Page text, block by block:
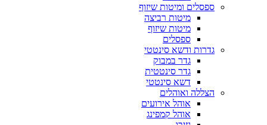
ספסלים ומיטות שיזוף
מיטות רביצה
מיטות שיזוף
ספסלים
גדרות ודשא סינטטי
גדר במבוק
גדר סינטטית
דשא סינטטי
הצללה ואוהלים
אוהל אירועים
אוהל קמפינג